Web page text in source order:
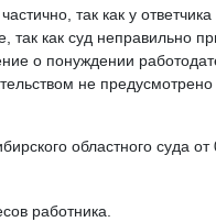
так как у
так как суд неправильно
о понуждении
не
областного суда
работника.